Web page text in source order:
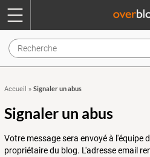
Accueil » Signaler un abus
Signaler un abus
Votre message sera envoyé à l'équipe
propriétaire du blog. L'adresse email